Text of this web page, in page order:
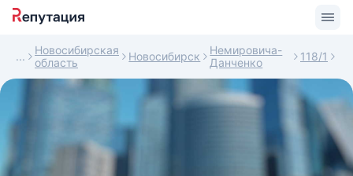
Новосибирская
область
Новосибирск
Немировича-
Данченко
118/1